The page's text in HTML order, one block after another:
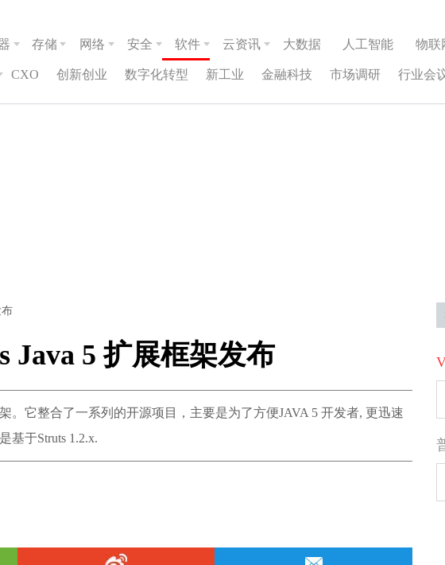
存储 网络 安全 软件 云资讯 大数据 人工智能 物联
CXO 创新创业 数字化转型 新工业 金融科技 市场调研 行业会
布
Java 5 扩展框架发布
架。它整合了一系列的开源项目，主要是为了方便JAVA 5 开发者, 更迅速
基于Struts 1.2.x.